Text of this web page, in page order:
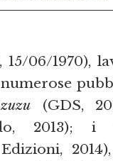
15/06/1970),
numerose
(GDS,
2013);
2014),